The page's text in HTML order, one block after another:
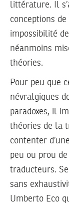
littérature. Il
conceptions
impossibilité
néanmoins
théories.
Pour peu que
névralgiques
paradoxes, il
théories de la
contenter
peu ou prou
traducteurs.
sans
Umberto Eco